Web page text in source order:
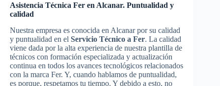
Asistencia Técnica Fer en Alcanar. Puntualidad y
calidad
Nuestra empresa es conocida en Alcanar por su calidad
y puntualidad en el Servicio Técnico a Fer. La calidad
viene dada por la alta experiencia de nuestra plantilla de
técnicos con formación especializada y actualización
continua en todos los avances tecnológicos relacionados
con la marca Fer. Y, cuando hablamos de puntualidad,
es porque, respetamos tu tiempo. Y debido a esto, no